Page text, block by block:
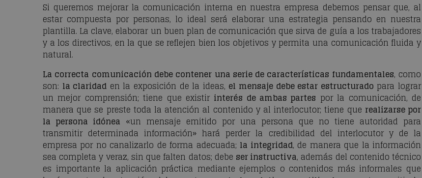
Si queremos mejorar la comunicación interna en nuestra empresa debemos pensar que, al
estar compuesta por personas, lo ideal será elaborar una estrategia pensando en nuestra
plantilla. La clave, elaborar un buen plan de comunicación que sirva de guía a los trabajadores
y a los directivos, en la que se reflejen bien los objetivos y permita una comunicación fluida y
natural.
La correcta comunicación debe contener una serie de características fundamentales, como
son: la claridad en la exposición de la ideas, el mensaje debe estar estructurado para lograr
un mejor comprensión; tiene que existir interés de ambas partes por la comunicación, de
manera que se preste toda la atención al contenido y al interlocutor; tiene que realizarse por
la persona idónea «un mensaje emitido por una persona que no tiene autoridad para
transmitir determinada información» hará perder la credibilidad del interlocutor y de la
empresa por no canalizarlo de forma adecuada; la integridad, de manera que la información
sea completa y veraz, sin que falten datos; debe ser instructiva, además del contenido técnico
es importante la aplicación práctica mediante ejemplos o contenidos más informales que